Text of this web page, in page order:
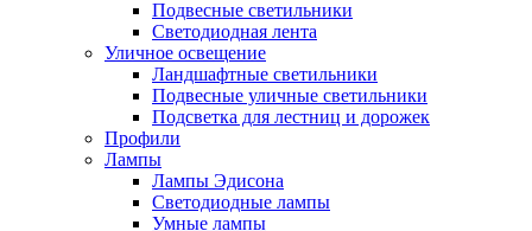
Подвесные светильники
Светодиодная лента
Уличное освещение
Ландшафтные светильники
Подвесные уличные светильники
Подсветка для лестниц и дорожек
Профили
Лампы
Лампы Эдисона
Светодиодные лампы
Умные лампы